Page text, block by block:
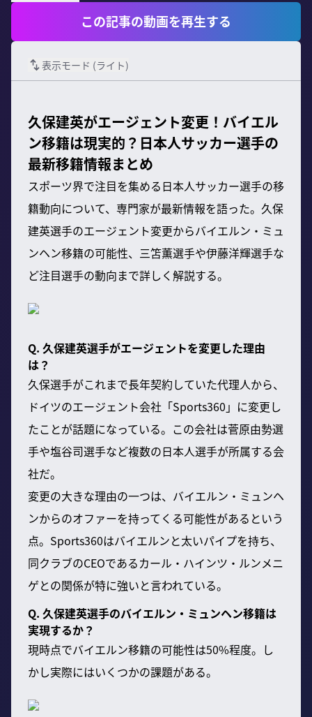
この記事の動画を再生する
表示モード (ライト)
久保建英がエージェント変更！バイエル
ン移籍は現実的？日本人サッカー選手の
最新移籍情報まとめ
スポーツ界で注目を集める日本人サッカー選手の移
籍動向について、専門家が最新情報を語った。久保
建英選手のエージェント変更からバイエルン・ミュ
ンヘン移籍の可能性、三笘薫選手や伊藤洋輝選手な
ど注目選手の動向まで詳しく解説する。
Q. 久保建英選手がエージェントを変更した理由
は？
久保選手がこれまで長年契約していた代理人から、
ドイツのエージェント会社「Sports360」に変更し
たことが話題になっている。この会社は菅原由勢選
手や塩谷司選手など複数の日本人選手が所属する会
社だ。
変更の大きな理由の一つは、バイエルン・ミュンヘ
ンからのオファーを持ってくる可能性があるという
点。Sports360はバイエルンと太いパイプを持ち、
同クラブのCEOであるカール・ハインツ・ルンメニ
ゲとの関係が特に強いと言われている。
Q. 久保建英選手のバイエルン・ミュンヘン移籍は
実現するか？
現時点でバイエルン移籍の可能性は50%程度。し
かし実際にはいくつかの課題がある。